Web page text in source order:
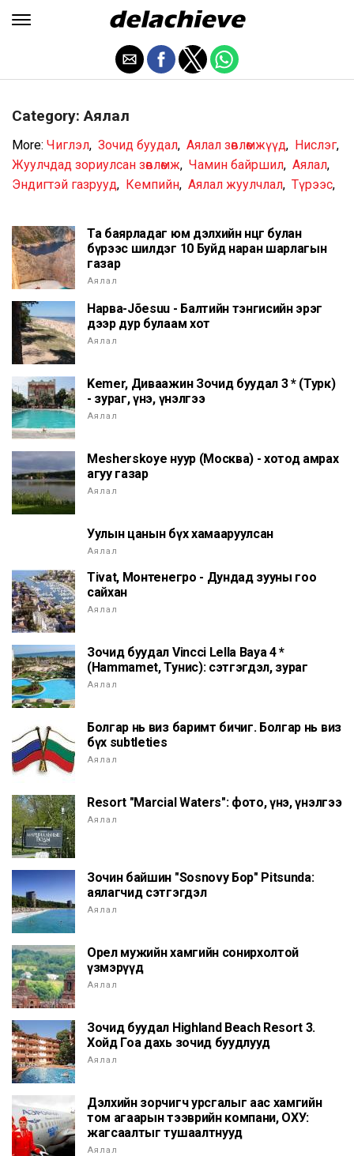
Category: Аялал
More: Чиглэл, Зочид буудал, Аялал зөвлөмжүүд, Нислэг,
Жуулчдад зориулсан зөвлөмж, Чамин байршил, Аялал,
Эндигтэй газрууд, Кемпийн, Аялал жуулчлал, Түрээс,
Та баярладаг юм дэлхийн өнцөг булан
бүрээс шилдэг 10 Буйд наран шарлагын
газар
Аялал
Нарва-Jõesuu - Балтийн тэнгисийн эрэг
дээр дур булаам хот
Аялал
Kemer, Диваажин Зочид буудал 3 * (Турк)
- зураг, үнэ, үнэлгээ
Аялал
Mesherskoye нуур (Москва) - хотод амрах
агуу газар
Аялал
Уулын цанын бүх хамааруулсан
Аялал
Tivat, Монтенегро - Дундад зууны гоо
сайхан
Аялал
Зочид буудал Vincci Lella Baya 4 *
(Hammamet, Тунис): сэтгэгдэл, зураг
Аялал
Болгар нь виз баримт бичиг. Болгар нь виз
бүх subtleties
Аялал
Resort "Marcial Waters": фото, үнэ, үнэлгээ
Аялал
Зочин байшин "Sosnovy Бор" Pitsunda:
аялагчид сэтгэгдэл
Аялал
Орел мужийн хамгийн сонирхолтой
үзмэрүүд
Аялал
Зочид буудал Highland Beach Resort 3.
Хойд Гоа дахь зочид буудлууд
Аялал
Дэлхийн зорчигч урсгалыг аас хамгийн
том агаарын тээврийн компани, ОХУ:
жагсаалтыг тушаалтнууд
Аялал